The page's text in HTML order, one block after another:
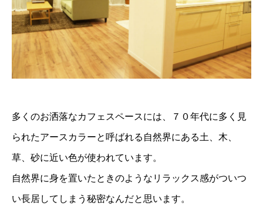
多くのお洒落なカフェスペースには、７０年代に多く見
られたアースカラーと呼ばれる自然界にある土、木、
草、砂に近い色が使われています。
自然界に身を置いたときのようなリラックス感がついつ
い長居してしまう秘密なんだと思います。